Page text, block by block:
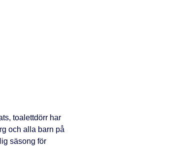
toalettdörr har
och alla barn på
säsong för